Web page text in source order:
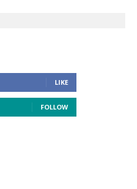
LIKE
FOLLOW